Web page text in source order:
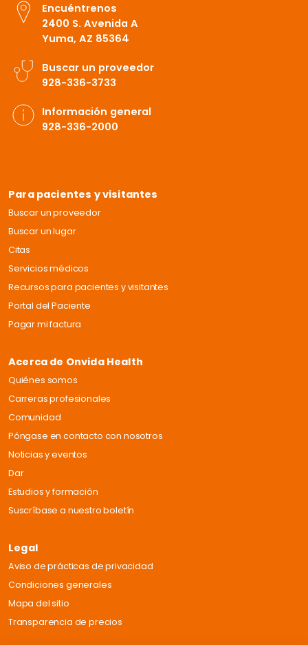
Encuéntrenos
2400 S. Avenida A
Yuma, AZ 85364
Buscar un proveedor
928-336-3733
Información general
928-336-2000
Para pacientes y visitantes
Buscar un proveedor
Buscar un lugar
Citas
Servicios médicos
Recursos para pacientes y visitantes
Portal del Paciente
Pagar mi factura
Acerca de Onvida Health
Quiénes somos
Carreras profesionales
Comunidad
Póngase en contacto con nosotros
Noticias y eventos
Dar
Estudios y formación
Suscríbase a nuestro boletín
Legal
Aviso de prácticas de privacidad
Condiciones generales
Mapa del sitio
Transparencia de precios